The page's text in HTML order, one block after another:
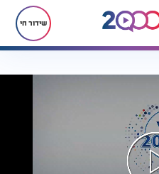
שידור חי
נזכה לישועות וניסים